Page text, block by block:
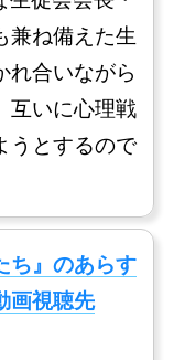
兼ね備えた生
れ合いながら
互いに心理戦
うとするので
ち』のあらす
画視聴先